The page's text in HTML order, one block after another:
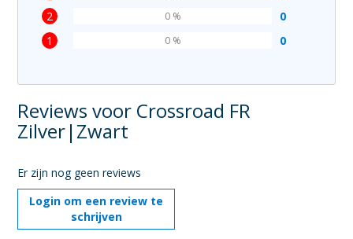
2 0
0 %
1 0
0 %
Reviews voor Crossroad FR
Zilver|Zwart
Er zijn nog geen reviews
Login om een review te
schrijven